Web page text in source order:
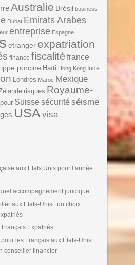
Australie Brésil business
Dubaï Emirats Arabes
entreprise Espagne
etranger expatriation
finance fiscalitéfrance
porcine Haïti Hong Kong Inde
Londres Maroc Mexique
risques Royaume-
Suisse sécurité séisme
USA visa
aux Etats Unis pour l’année
accompagnement juridique
aux Etats-Unis : un choix
Expatriés
les Français aux États-Unis :
conseiller financier